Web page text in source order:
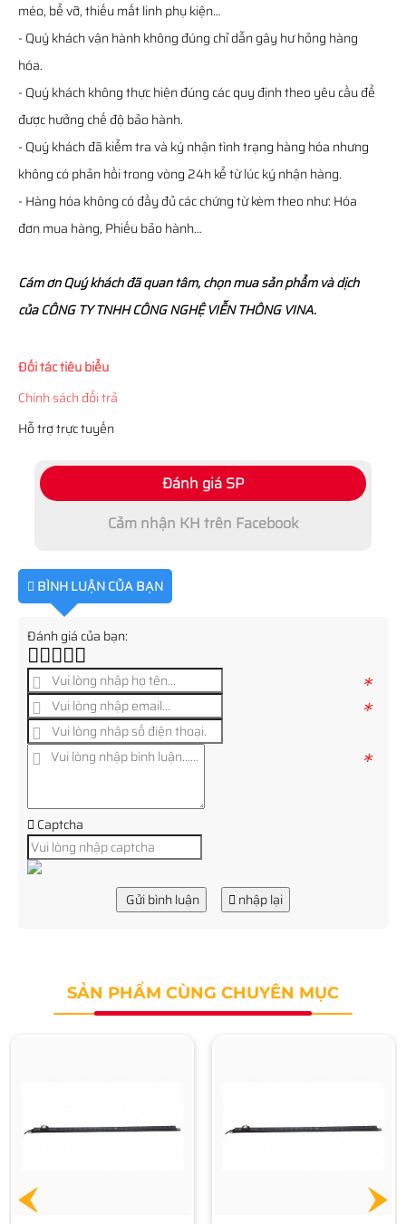
méo, bể vỡ, thiếu mất linh phụ kiện…
- Quý khách vận hành không đúng chỉ dẫn gây hư hỏng hàng
hóa.
- Quý khách không thực hiện đúng các quy định theo yêu cầu để
được hưởng chế độ bảo hành.
- Quý khách đã kiểm tra và ký nhận tình trạng hàng hóa nhưng
không có phản hồi trong vòng 24h kể từ lúc ký nhận hàng.
- Hàng hóa không có đầy đủ các chứng từ kèm theo như: Hóa
đơn mua hàng, Phiếu bảo hành…
Cám ơn Quý khách đã quan tâm, chọn mua sản phẩm và dịch
của CÔNG TY TNHH CÔNG NGHỆ VIỄN THÔNG VINA.
Đối tác tiêu biểu
Chính sách đổi trả
Hỗ trợ trực tuyến
Đánh giá SP
Cảm nhận KH trên Facebook
BÌNH LUẬN CỦA BẠN
Đánh giá của bạn:
*
*
*
Captcha
Gửi bình luận nhập lại
SẢN PHẨM CÙNG CHUYÊN MỤC